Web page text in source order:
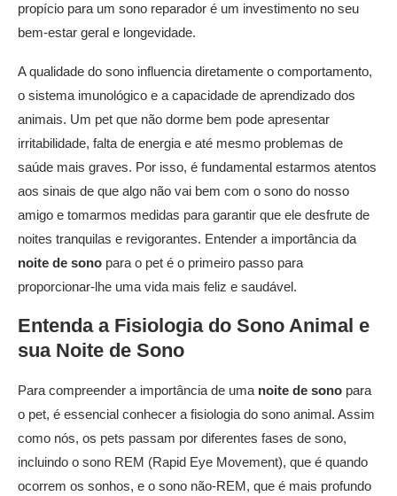
propício para um sono reparador é um investimento no seu
bem-estar geral e longevidade.
A qualidade do sono influencia diretamente o comportamento,
o sistema imunológico e a capacidade de aprendizado dos
animais. Um pet que não dorme bem pode apresentar
irritabilidade, falta de energia e até mesmo problemas de
saúde mais graves. Por isso, é fundamental estarmos atentos
aos sinais de que algo não vai bem com o sono do nosso
amigo e tomarmos medidas para garantir que ele desfrute de
noites tranquilas e revigorantes. Entender a importância da
noite de sono para o pet é o primeiro passo para
proporcionar-lhe uma vida mais feliz e saudável.
Entenda a Fisiologia do Sono Animal e
sua Noite de Sono
Para compreender a importância de uma noite de sono para
o pet, é essencial conhecer a fisiologia do sono animal. Assim
como nós, os pets passam por diferentes fases de sono,
incluindo o sono REM (Rapid Eye Movement), que é quando
ocorrem os sonhos, e o sono não-REM, que é mais profundo